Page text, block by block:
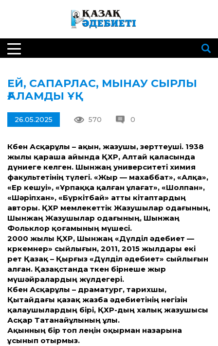
ЕЙ, САПАРЛАС, МЫНАУ СЫРЛЫ
ҒАЛАМДЫ ҰҚ
26.05.2025 570 0
Көбен Асқарұлы – ақын, жазушы, зерт­теуші. 1938
жылы қараша айында ҚХР, Алтай қаласында
дүниеге келген. Шынжаң университеті химия
факультетінің түлегі. «Жыр — махаббат», «Алқа»,
«Ер кешуі», «Ұрпаққа қалған ұлағат», «Шолпан»,
«Шәріпхан», «Бүркітбай» ат­ты кітаптардың
авторы. ҚХР мемлекет­тік Жазушылар одағының,
Шынжаң Жазушылар одағының, Шынжаң
Фольклор қоғамының мүшесі.
2000 жылы ҚХР, Шынжаң «Дүлділ әдебиет —
көркемөнер» сыйлығын, 2011, 2015 жылдары екі
рет Қазақ – Қырғыз «Дүлділ әдебиет» сыйлығын
алған. Қазақ­станда өткен бірнеше жыр
мүшәйралардың жүлдегері.
Көбен Асқарұлы – драматург, тарихшы,
Қытайдағы қазақ жазба әдебиетінің негізін
қалаушылардың бірі, ҚХР-дың халық жазушысы
Асқар Татанайұлының ұлы.
Ақынның бір топ өлеңін оқырман назарына
ұсынып отырмыз.